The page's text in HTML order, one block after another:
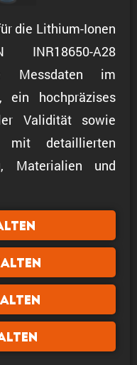
die Lithium-Ionen
INR18650-A28
Messdaten im
ein hochpräzises
Validität sowie
mit detaillierten
Materialien und